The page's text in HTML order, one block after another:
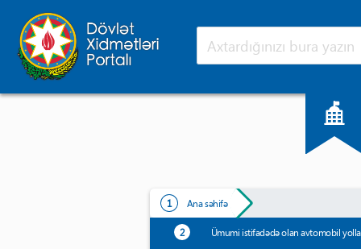
Ana səhifə Yeniliklər
Ana səhifə
Ümumi istifadədə olan avtomobil